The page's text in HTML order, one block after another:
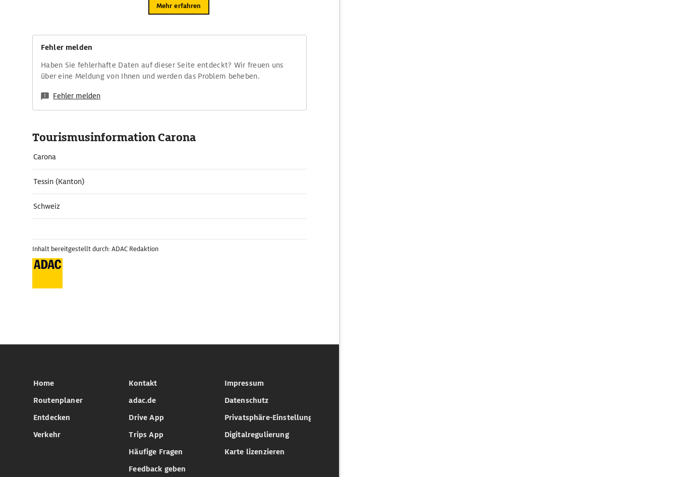
Mehr erfahren
Fehler melden
Haben Sie fehlerhafte Daten auf dieser Seite entdeckt? Wir freuen uns
über eine Meldung von Ihnen und werden das Problem beheben.
Fehler melden
Tourismusinformation Carona
Carona
Tessin (Kanton)
Schweiz
Inhalt bereitgestellt durch: ADAC Redaktion
Home
Routenplaner
Entdecken
Verkehr
Kontakt
adac.de
Drive App
Trips App
Häufige Fragen
Feedback geben
Impressum
Datenschutz
Privatsphäre-Einstellungen
Digitalregulierung
Karte lizenzieren